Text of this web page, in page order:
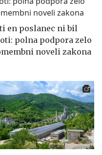
en poslanec ni bil
polna podpora zelo
noveli zakona